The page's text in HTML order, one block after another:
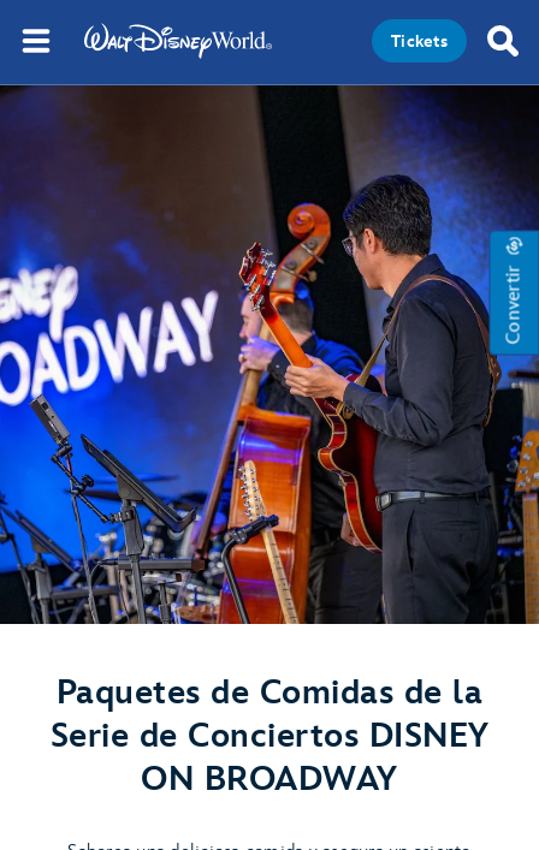
Tickets
Convertir
Paquetes de Comidas de la
Serie de Conciertos DISNEY
ON BROADWAY